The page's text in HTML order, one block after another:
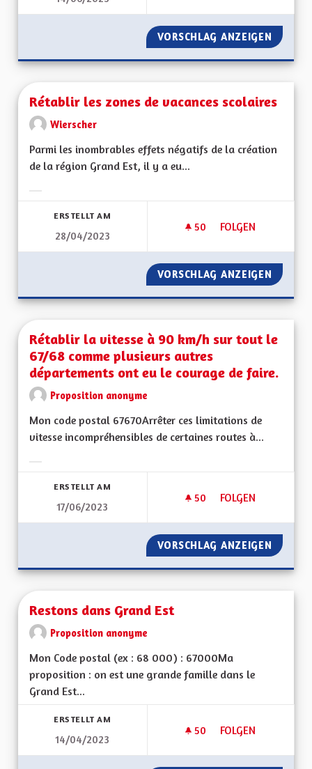
VORSCHLAG ANZEIGEN
Rétablir les zones de vacances scolaires
Wierscher
Parmi les inombrables effets négatifs de la création
de la région Grand Est, il y a eu...
ERSTELLT AM
28/04/2023
50 50 FOLLOWER
FOLGEN
RÉTABLIR LES
VORSCHLAG ANZEIGEN
Rétablir la vitesse à 90 km/h sur tout le
67/68 comme plusieurs autres
départements ont eu le courage de faire.
Proposition anonyme
Mon code postal 67670Arrêter ces limitations de
vitesse incompréhensibles de certaines routes à...
ERSTELLT AM
17/06/2023
50 50 FOLLOWER
FOLGEN
RÉTABLIR LA
VORSCHLAG ANZEIGEN
Restons dans Grand Est
Proposition anonyme
Mon Code postal (ex : 68 000) : 67000Ma
proposition : on est une grande famille dans le
Grand Est...
ERSTELLT AM
14/04/2023
50 50 FOLLOWER
FOLGEN
RESTONS DANS